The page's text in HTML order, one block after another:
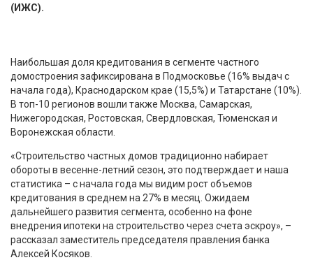
(ИЖС).
Наибольшая доля кредитования в сегменте частного
домостроения зафиксирована в Подмосковье (16% выдач с
начала года), Краснодарском крае (15,5%) и Татарстане (10%).
В топ-10 регионов вошли также Москва, Самарская,
Нижегородская, Ростовская, Свердловская, Тюменская и
Воронежская области.
«Строительство частных домов традиционно набирает
обороты в весенне-летний сезон, это подтверждает и наша
статистика – с начала года мы видим рост объемов
кредитования в среднем на 27% в месяц. Ожидаем
дальнейшего развития сегмента, особенно на фоне
внедрения ипотеки на строительство через счета эскроу», –
рассказал заместитель председателя правления банка
Алексей Косяков.